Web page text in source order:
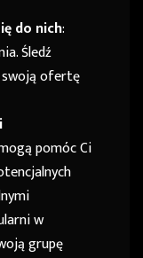
do nich:
Śledź
ofertę
pomóc Ci
w
grupę